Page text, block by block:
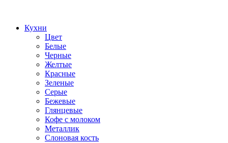
Кухни
Цвет
Белые
Черные
Желтые
Красные
Зеленые
Серые
Бежевые
Глянцевые
Кофе с молоком
Металлик
Слоновая кость